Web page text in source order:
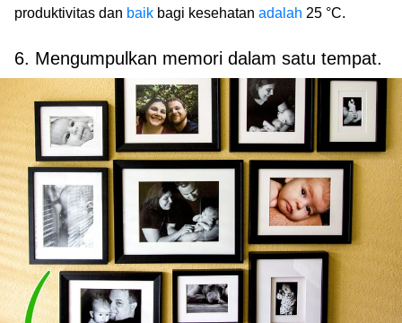
produktivitas dan baik bagi kesehatan adalah 25 °C.
6. Mengumpulkan memori dalam satu tempat.